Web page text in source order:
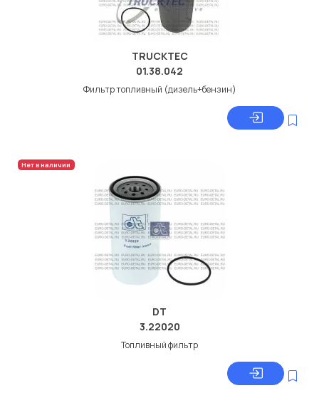
TRUCKTEC
01.38.042
Фильтр топливный (дизель+бензин)
Нет в наличии
DT
3.22020
Топливный фильтр